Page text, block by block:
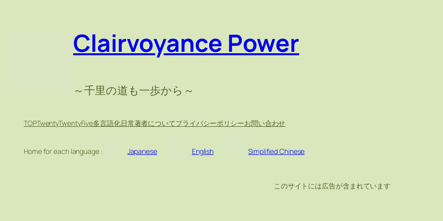
Clairvoyance Power
～千里の道も一歩から～
TOPTwentyTwentyFive多言語化日常著者についてプライバシーポリシーお問い合わせ
Home for each language : Japanese English Simplified Chinese
このサイトには広告が含まれています